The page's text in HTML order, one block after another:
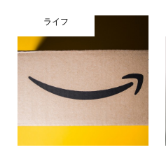
ライフ